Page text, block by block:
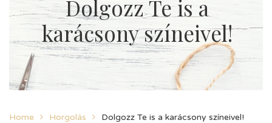
Dolgozz Te is a
karácsony színeivel!
Home Horgolás Dolgozz Te is a karácsony színeivel!